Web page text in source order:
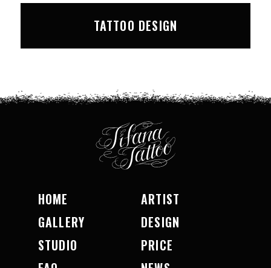
TATTOO DESIGN
HOME
ARTIST
GALLERY
DESIGN
STUDIO
PRICE